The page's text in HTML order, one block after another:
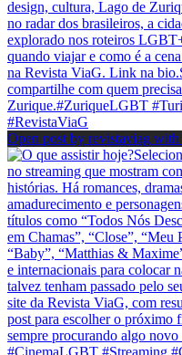
Open post by revistaviag